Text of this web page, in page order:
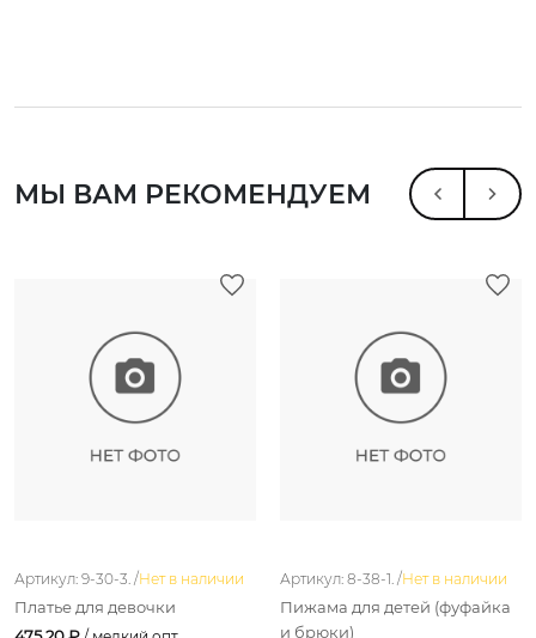
МЫ ВАМ РЕКОМЕНДУЕМ
Артикул: 9-30-3. /Нет в наличии
Платье для девочки
Артикул: 8-38-1. /Нет в наличии
Пижама для детей (фуфайка
и брюки)